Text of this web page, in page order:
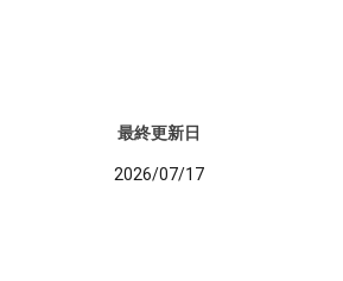
最終更新日
2026/07/17